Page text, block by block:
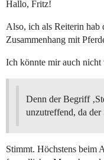
Hallo, Fritz!
Also, ich als Reiterin hab
Zusammenhang mit
Ich könnte mir auch nicht
Denn der Begriff
unzutreffend, da
Stimmt. Höchstens beim